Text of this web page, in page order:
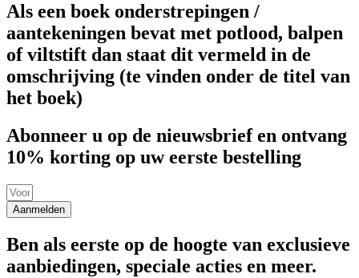
Als een boek onderstrepingen /
aantekeningen bevat met potlood, balpen
of viltstift dan staat dit vermeld in de
omschrijving (te vinden onder de titel van
het boek)
Abonneer u op de nieuwsbrief en ontvang
10% korting op uw eerste bestelling
Aanmelden
Ben als eerste op de hoogte van exclusieve
aanbiedingen, speciale acties en meer.